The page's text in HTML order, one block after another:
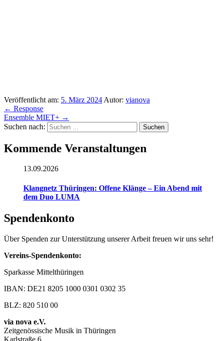
Veröffentlicht am: 5. März 2024 Autor: vianova
← Response
Ensemble MIET+ →
Suchen nach:
Kommende Veranstaltungen
13.09.2026
Klangnetz Thüringen: Offene Klänge – Ein Abend mit
dem Duo LUMA
Spendenkonto
Über Spenden zur Unterstützung unserer Arbeit freuen wir uns sehr!
Vereins-Spendenkonto:
Sparkasse Mittelthüringen
IBAN: DE21 8205 1000 0301 0302 35
BLZ: 820 510 00
via nova e.V.
Zeitgenössische Musik in Thüringen
Karlstraße 6